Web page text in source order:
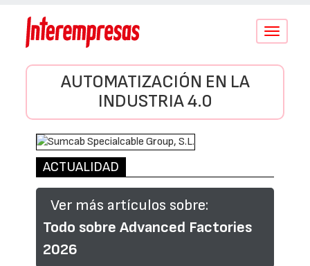
Conmutar
AUTOMATIZACIÓN EN LA
INDUSTRIA 4.0
ACTUALIDAD
Ver más artículos sobre:
Todo sobre Advanced Factories
2026